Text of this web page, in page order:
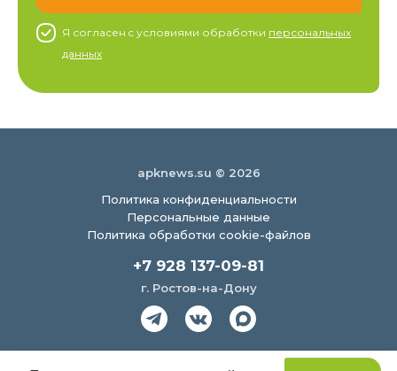
Я согласен c условиями обработки персональных
данных
apknews.su © 2026
Политика конфиденциальности
Персональные данные
Политика обработки cookie-файлов
+7 928 137-09-81
г. Ростов-на-Дону